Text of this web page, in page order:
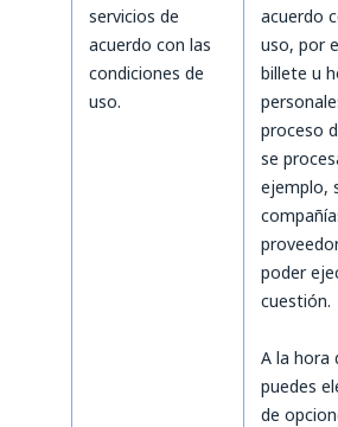
servicios de
acuerdo con las
condiciones de
uso.
acuerdo
uso, por
billete u
proceso
se
ejemplo,
poder
cuestión.
A la hora
puedes
de